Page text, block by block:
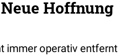
Hoffnung
immer operativ entfernt